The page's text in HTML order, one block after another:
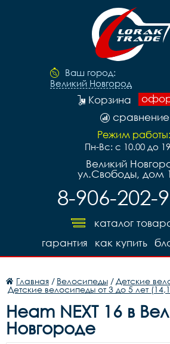
Ваш город:
Великий Новгород
Корзина
сравнение
Режим работы:
Пн-Вс: с 10.00 до
Великий
ул.Свободы, дом
8-906-202-
каталог
как купить
гарантия
Главная / Велосипеды / Детские
Детские велосипеды от 3 до 5 лет
Heam NEXT 16 в
Новгороде